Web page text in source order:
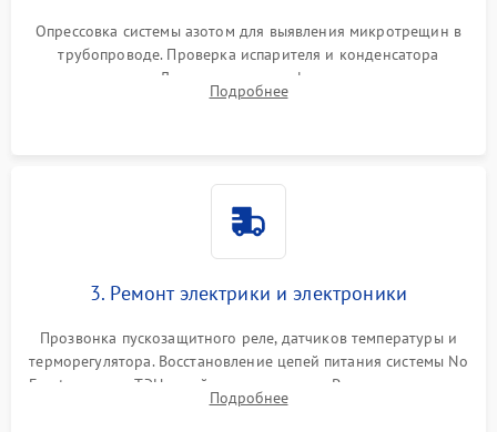
Опрессовка системы азотом для выявления микротрещин в
трубопроводе. Проверка испарителя и конденсатора
течеискателем. Демонтаж старого фильтра-осушителя и
продувка капиллярной трубки для устранения засоров.
Подробнее
3. Ремонт электрики и электроники
Прозвонка пускозащитного реле, датчиков температуры и
терморегулятора. Восстановление цепей питания системы No
Frost, включая ТЭН оттайки и вентилятор. Ремонт или замена
платы управления при сбоях алгоритмов.
Подробнее